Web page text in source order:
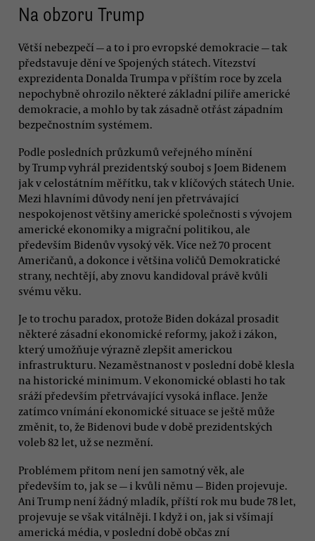
Na obzoru Trump
Větší nebezpečí — a to i pro evropské demokracie — tak
představuje dění ve Spojených státech. Vítezství
exprezidenta Donalda Trumpa v příštím roce by zcela
nepochybně ohrozilo některé základní pilíře americké
demokracie, a mohlo by tak zásadně otřást západním
bezpečnostním systémem.
Podle posledních průzkumů veřejného mínění
by Trump vyhrál prezidentský souboj s Joem Bidenem
jak v celostátním měřítku, tak v klíčových státech Unie.
Mezi hlavními důvody není jen přetrvávající
nespokojenost většiny americké společnosti s vývojem
americké ekonomiky a migrační politikou, ale
především Bidenův vysoký věk. Více než 70 procent
Američanů, a dokonce i většina voličů Demokratické
strany, nechtějí, aby znovu kandidoval právě kvůli
svému věku.
Je to trochu paradox, protože Biden dokázal prosadit
některé zásadní ekonomické reformy, jakož i zákon,
který umožňuje výrazně zlepšit americkou
infrastrukturu. Nezaměstnanost v poslední době klesla
na historické minimum. V ekonomické oblasti ho tak
sráží především přetrvávající vysoká inflace. Jenže
zatímco vnímání ekonomické situace se ještě může
změnit, to, že Bidenovi bude v době prezidentských
voleb 82 let, už se nezmění.
Problémem přitom není jen samotný věk, ale
především to, jak se — i kvůli němu — Biden projevuje.
Ani Trump není žádný mladík, příští rok mu bude 78 let,
projevuje se však vitálněji. I když i on, jak si všímají
americká média, v poslední době občas zní